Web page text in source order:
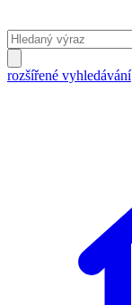
rozšířené vyhledávání